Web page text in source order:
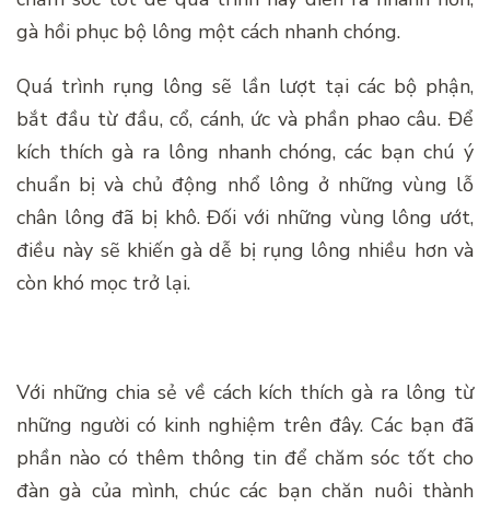
gà hồi phục bộ lông một cách nhanh chóng.
Quá trình rụng lông sẽ lần lượt tại các bộ phận,
bắt đầu từ đầu, cổ, cánh, ức và phần phao câu. Để
kích thích gà ra lông nhanh chóng, các bạn chú ý
chuẩn bị và chủ động nhổ lông ở những vùng lỗ
chân lông đã bị khô. Đối với những vùng lông ướt,
điều này sẽ khiến gà dễ bị rụng lông nhiều hơn và
còn khó mọc trở lại.
Với những chia sẻ về cách kích thích gà ra lông từ
những người có kinh nghiệm trên đây. Các bạn đã
phần nào có thêm thông tin để chăm sóc tốt cho
đàn gà của mình, chúc các bạn chăn nuôi thành